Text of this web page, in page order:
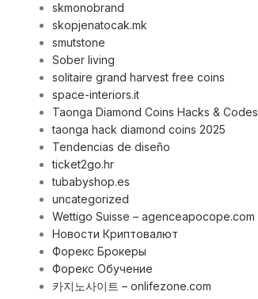
skmonobrand
skopjenatocak.mk
smutstone
Sober living
solitaire grand harvest free coins
space-interiors.it
Taonga Diamond Coins Hacks & Codes
taonga hack diamond coins 2025
Tendencias de diseño
ticket2go.hr
tubabyshop.es
uncategorized
Wettigo Suisse – agenceapocope.com
Новости Криптовалют
Форекс Брокеры
Форекс Обучение
카지노사이트 – onlifezone.com